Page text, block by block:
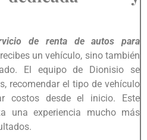
de renta de autos para
un vehículo, sino también
El equipo de Dionisio se
recomendar el tipo de vehículo
costos desde el inicio. Este
una experiencia mucho más